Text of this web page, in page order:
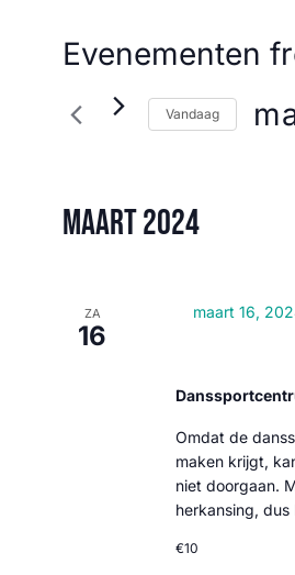
Evenementen
Vandaag
maart 2024
ZA
16
maart 16,
Omdat de
maken krijgt,
niet doorgaan.
herkansing, dus
€10